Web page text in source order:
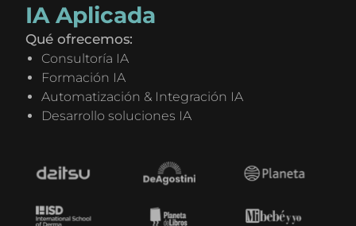
IA Aplicada
Qué ofrecemos:
Consultoría IA
Formación IA
Automatización & Integración IA
Desarrollo soluciones IA